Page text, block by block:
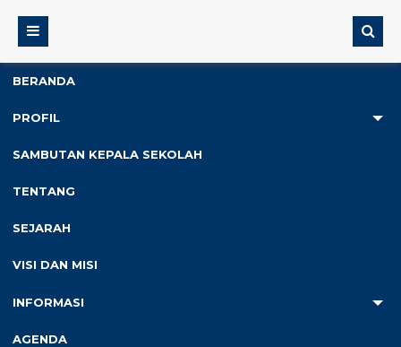
BERANDA
PROFIL
SAMBUTAN KEPALA SEKOLAH
TENTANG
SEJARAH
VISI DAN MISI
INFORMASI
AGENDA
Ruang Perpustakaan